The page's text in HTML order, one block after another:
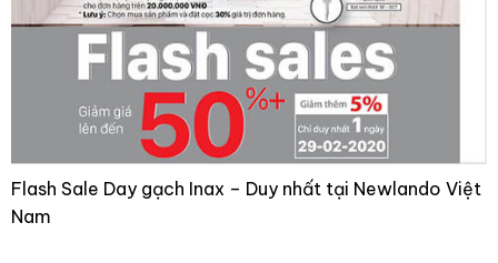
Flash Sale Day gạch Inax – Duy nhất tại Newlando Việt
Nam